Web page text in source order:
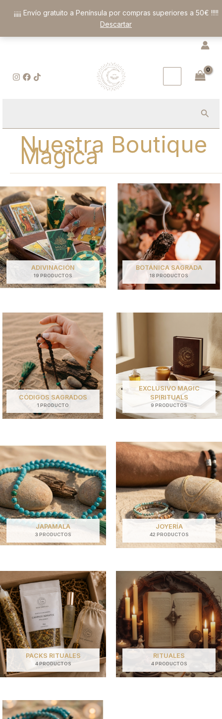
¡¡¡¡¡ Envío gratuito a Península por compras superiores a 50€ !!!!!
Descartar
Nuestra Boutique
Mágica
ADIVINACIÓN
19 PRODUCTOS
BOTÁNICA SAGRADA
18 PRODUCTOS
CÓDIGOS SAGRADOS
1 PRODUCTO
EXCLUSIVO MAGIC
SPIRITUALS
9 PRODUCTOS
JAPAMALA
3 PRODUCTOS
JOYERÍA
42 PRODUCTOS
PACKS RITUALES
4 PRODUCTOS
RITUALES
4 PRODUCTOS